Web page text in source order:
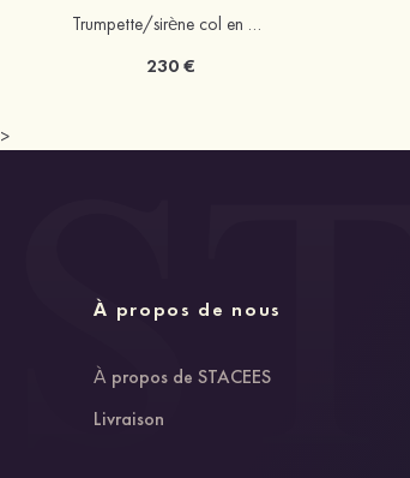
Trumpette/sirène col en v dentelle traîne cour robe de mère de la mariée avec perle plissé paillettes
230 €
>
À propos de nous
À propos de STACEES
Livraison